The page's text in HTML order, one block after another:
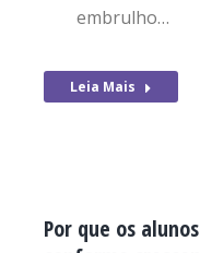
embrulho…
Leia Mais
Por que os